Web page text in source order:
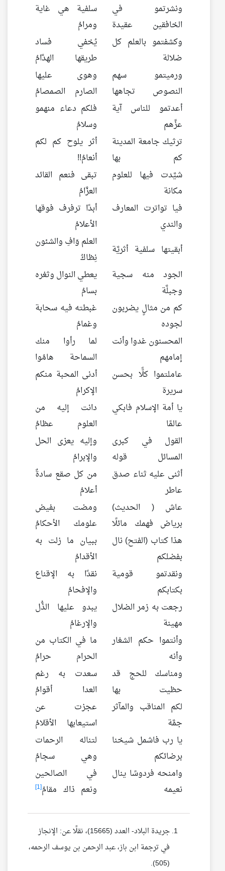
ونشرتمو في
الخافقين عقيدة
سلفية هي غاية
ومرامُ
وكشفتمو بالعلم كل
ضلالة
يُخفي فساد
طريقها الهدَّامُ
ورميتمو سهم
النصوص تجاهها
وهوى عليها
الصارم الصمصامُ
أعدتمو للناس آية
عزِّهم
فلكم دعاء منهمو
وسلامُ
ترثيك جامعة المدينة
كم بها
أثر يلوح كم لكم
أنعامُ!!
شيَّدت فيها للعلوم
مكانة
تبقى فنعم القائد
العزَّامُ
فيا تواترت المعارف
والندي
أبدًا ترفرف فوقها
الأعلامُ
أبقيتها سلفية أثريَّة
العلم وَافِ والشئون
نِظاكُ
الجود منه سجية
وجبلَّة
يعطي النوال وثغره
بسامُ
كم من مثالٍ يضربون
لجوده
غبطته فيه سحابة
وغمامُ
المحسنون غدوا وأنت
إمامهم
لما رأوا منك
السماحة هامُوا
عاملتموا كلًّا بحسن
سريرة
أدنى المحبة منكم
الإكرامُ
يا أمة الإسلام فابكي
عالمًا
دانت إليه من
العلوم عظامُ
القول في كبرى
المسائل قوله
وإليه يعزى الحل
والإبرامُ
أثنى عليه ثناء صدق
عاطر
من كل صقع سادةٌ
أعلامُ
عاش ( الحديث)
برياض فهمك مائلًا
ومضت بفيض
علومك الأحكامُ
هذا كتاب (الفتح) نال
بفضلكم
ببيان ما زلت به
الأقدامُ
ونقدتمو قومية
بكتابكم
نقدًا به الإقناع
والإفحامُ
رجعت به زمر الضلال
مهينة
يبدو عليها الذُّل
والإرغامُ
وأنتموا حكم الشغار
وأنه
ما في الكتاب من
الحرام حرامُ
ومناسك للحج قد
حظيت بها
سعدت به رغم
العدا أقوامُ
لكم المناقب والمآثر
جمَّة
عجزت عن
استيعابها الأقلامُ
يا رب فاشمل شيخنا
برضائكم
لتناله الرحمات
وهي سجامُ
وامنحه فردوسًا ينال
نعيمه
في الصالحين
ونعم ذاك مقامُ[1]
جريدة البلاد- العدد (15665)، نقلًا عن: الإنجاز
في ترجمة ابن باز، عبد الرحمن بن يوسف الرحمه،
(505).